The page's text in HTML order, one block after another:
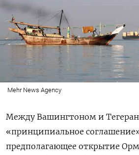
Mehr News Agency
Между Вашингтоном и
«принципиальное
предполагающее открытие